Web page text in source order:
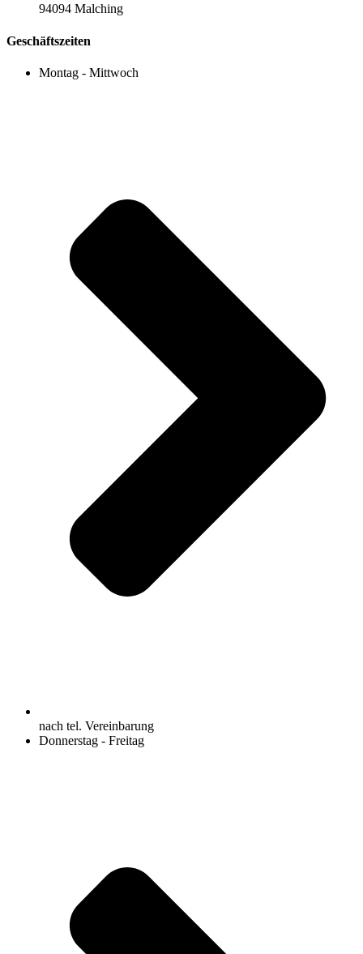
94094 Malching
Geschäftszeiten
Montag - Mittwoch
nach tel. Vereinbarung
Donnerstag - Freitag